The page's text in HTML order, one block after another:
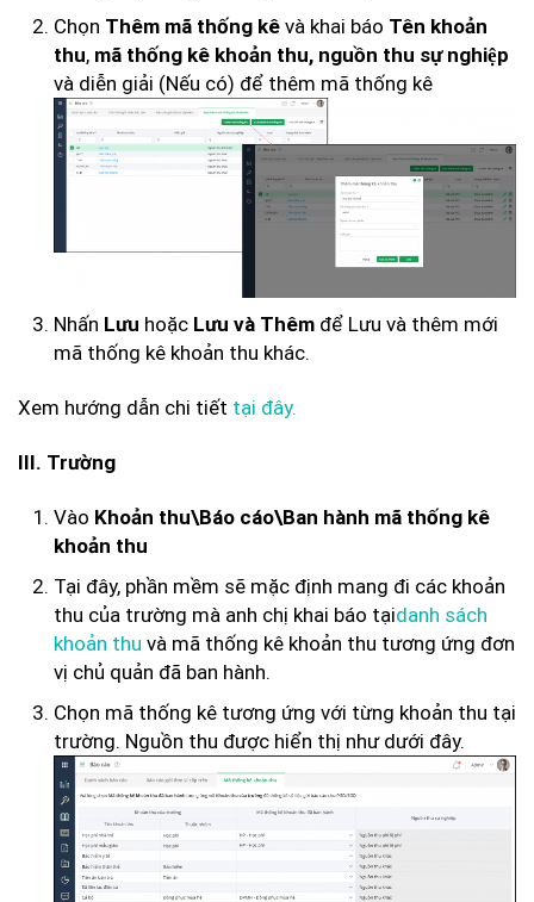
Chọn Thêm mã thống kê và khai báo Tên khoản
thu, mã thống kê khoản thu, nguồn thu sự nghiệp
và diễn giải (Nếu có) để thêm mã thống kê
Nhấn Lưu hoặc Lưu và Thêm để Lưu và thêm mới
mã thống kê khoản thu khác.
Xem hướng dẫn chi tiết tại đây.
III. Trường
Vào Khoản thu\Báo cáo\Ban hành mã thống kê
khoản thu
Tại đây, phần mềm sẽ mặc định mang đi các khoản
thu của trường mà anh chị khai báo tạidanh sách
khoản thu và mã thống kê khoản thu tương ứng đơn
vị chủ quản đã ban hành.
Chọn mã thống kê tương ứng với từng khoản thu tại
trường. Nguồn thu được hiển thị như dưới đây.